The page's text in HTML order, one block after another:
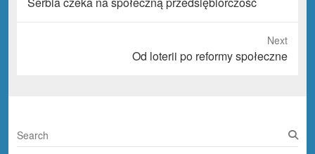
post:
Next
Od loterii po reformy społeczne
S
e